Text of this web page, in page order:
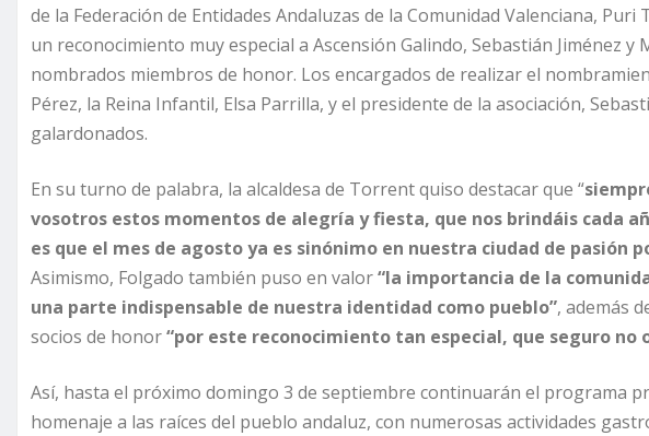
de la Federación de Entidades Andaluzas de la Comunidad Valenciana,
un reconocimiento muy especial a Ascensión Galindo, Sebastián Jiménez
nombrados miembros de honor. Los encargados de realizar el
Pérez, la Reina Infantil, Elsa Parrilla, y el presidente de la asociación,
galardonados.
En su turno de palabra, la alcaldesa de Torrent quiso destacar que “
vosotros estos momentos de alegría y fiesta, que nos brindáis cada
es que el mes de agosto ya es sinónimo en nuestra ciudad de pasión
Asimismo, Folgado también puso en valor“la importancia de la
una parte indispensable de nuestra identidad como pueblo”, además
socios de honor“por este reconocimiento tan especial, que seguro no
Así, hasta el próximo domingo 3 de septiembre continuarán el programa
homenaje a las raíces del pueblo andaluz, con numerosas actividades